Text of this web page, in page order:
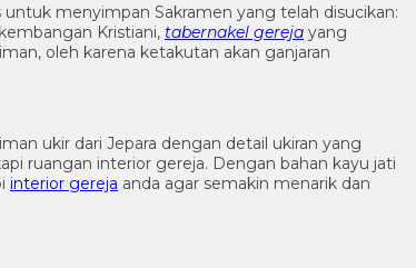
menyimpan Sakramen yang telah disucikan:
Kristiani, tabernakel gereja yang
oleh karena ketakutan akan ganjaran
ukir dari Jepara dengan detail ukiran yang
ruangan interior gereja. Dengan bahan kayu jati
interior gereja anda agar semakin menarik dan